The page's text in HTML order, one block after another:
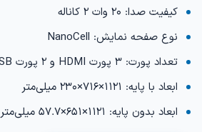
کیفیت صدا: 20 وات 2 کاناله
نوع صفحه نمایش: NanoCell
تعداد پورت: 3 پورت HDMI و 2 پورت USB
ابعاد با پایه: 1121×716×230 میلی‌متر
ابعاد بدون پایه: 1121×651×57.7 میلی‌متر